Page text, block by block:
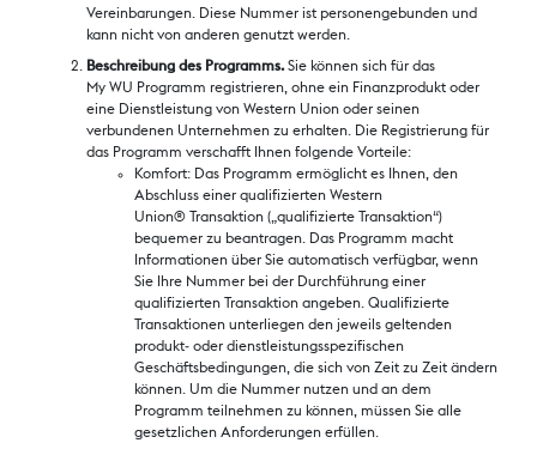
Vereinbarungen. Diese Nummer ist personengebunden und
kann nicht von anderen genutzt werden.
Beschreibung des Programms.Sie können sich für das
My WU Programm registrieren, ohne ein Finanzprodukt oder
eine Dienstleistung von Western Union oder seinen
verbundenen Unternehmen zu erhalten. Die Registrierung für
das Programm verschafft Ihnen folgende Vorteile:
Komfort: Das Programm ermöglicht es Ihnen, den
Abschluss einer qualifizierten Western
Union® Transaktion („qualifizierte Transaktion“)
bequemer zu beantragen. Das Programm macht
Informationen über Sie automatisch verfügbar, wenn
Sie Ihre Nummer bei der Durchführung einer
qualifizierten Transaktion angeben. Qualifizierte
Transaktionen unterliegen den jeweils geltenden
produkt‑ oder dienstleistungsspezifischen
Geschäftsbedingungen, die sich von Zeit zu Zeit ändern
können. Um die Nummer nutzen und an dem
Programm teilnehmen zu können, müssen Sie alle
gesetzlichen Anforderungen erfüllen.